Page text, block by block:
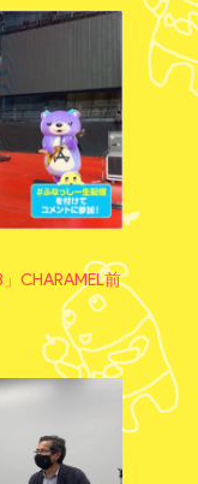
CHARAMEL前